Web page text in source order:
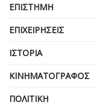
ΕΠΙΣΤΉΜΗ
ΕΠΙΧΕΙΡΗΣΕΙΣ
ΙΣΤΟΡΊΑ
ΚΙΝΗΜΑΤΟΓΡΆΦΟΣ
ΠΟΛΙΤΙΚΉ